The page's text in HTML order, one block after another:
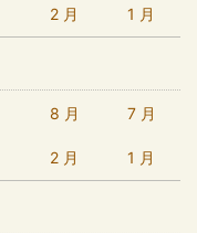
2 月 1 月
8 月 7 月
2 月 1 月